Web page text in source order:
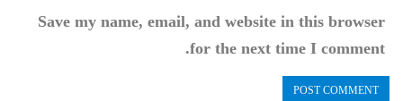
Save my name, email, and website in this browser
for the next time I comment.